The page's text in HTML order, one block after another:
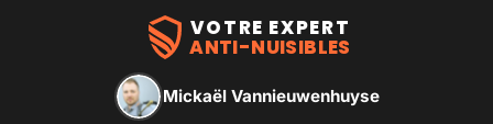
VOTRE EXPERT
ANTI-NUISIBLES
Mickaël Vannieuwenhuyse